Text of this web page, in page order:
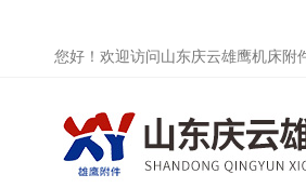
您好！欢迎访问山东庆云雄鹰机床附